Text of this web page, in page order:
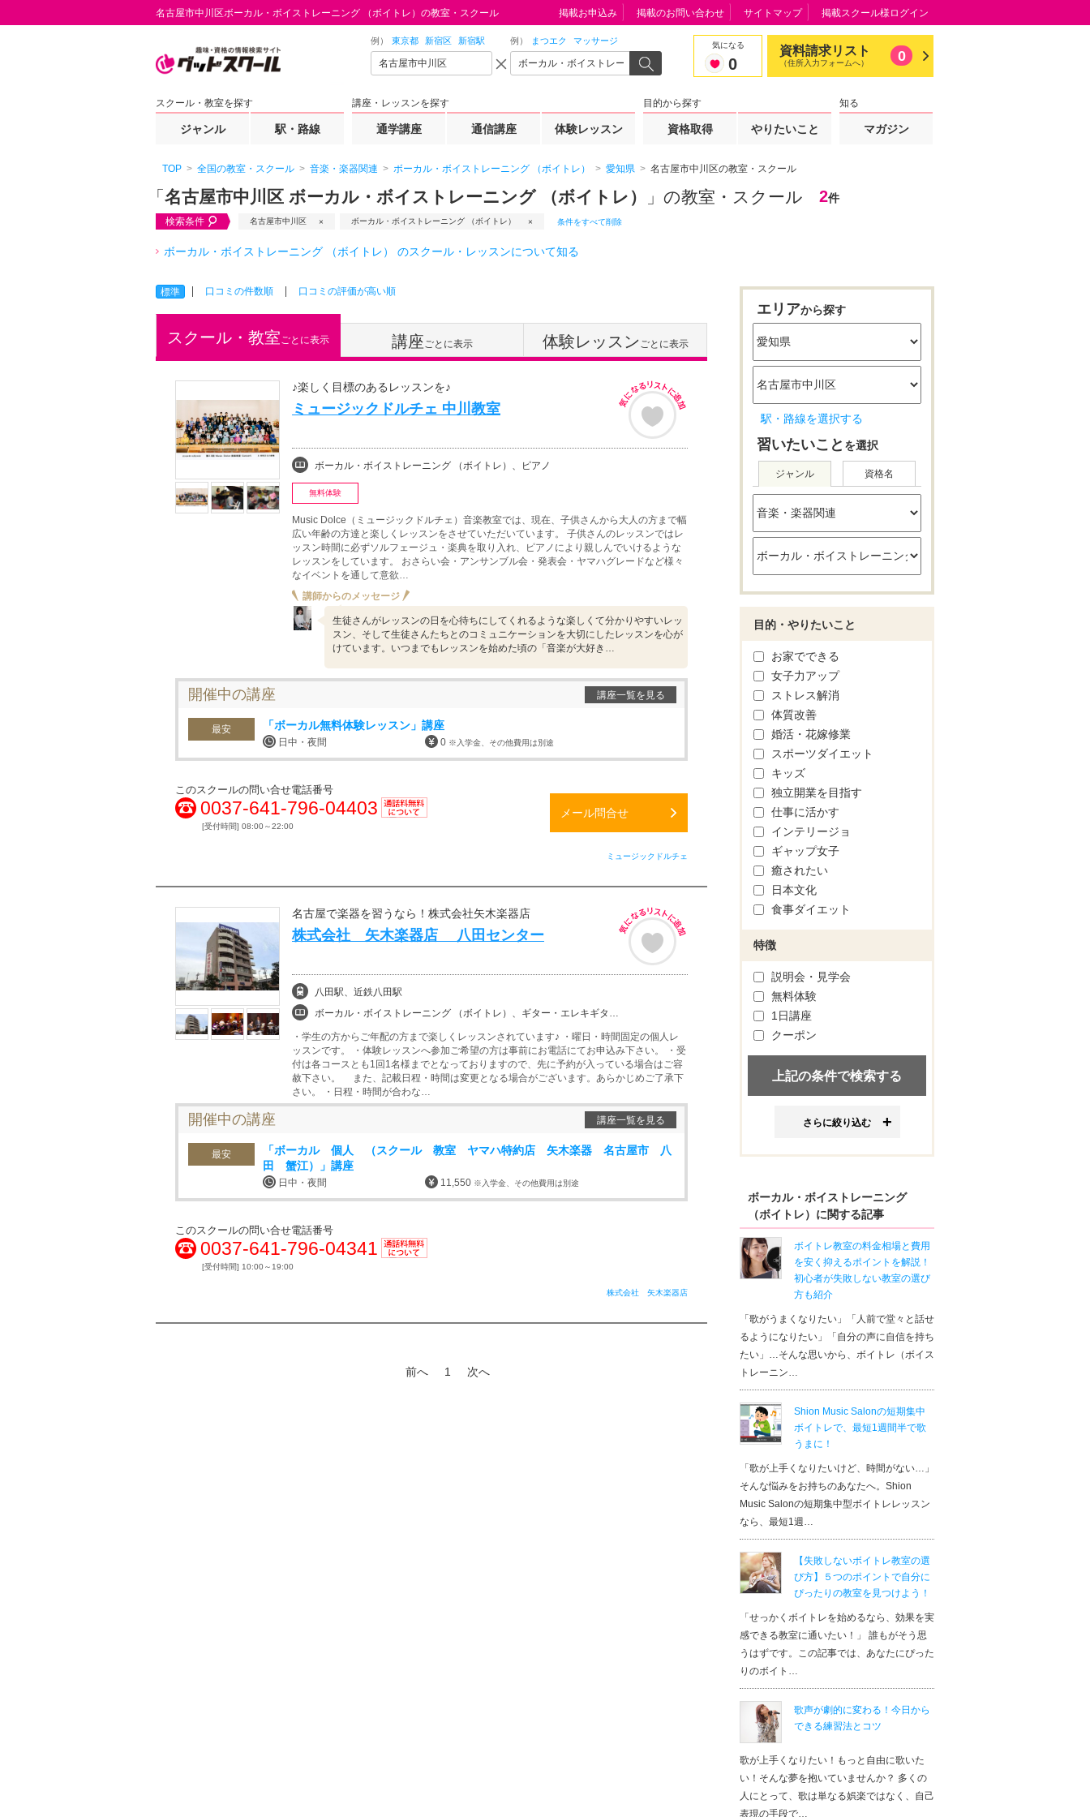
名古屋市中川区ボーカル・ボイストレーニング （ボイトレ）の教室・スクール
例） 東京都 新宿区 新宿駅 例） まつエク マッサージ 気になる
0
資料請求リスト
（住所入力フォームへ） 0
スクール・教室を探す
ジャンル 駅・路線
講座・レッスンを探す
通学講座 通信講座 体験レッスン
目的から探す
資格取得 やりたいこと
知る
マガジン
掲載お申込み 掲載のお問い合わせ サイトマップ 掲載スクール様ログイン
TOP 全国の教室・スクール 音楽・楽器関連 ボーカル・ボイストレーニング （ボイトレ） 愛知県 名古屋市中川区の教室・スクール
「 名古屋市中川区 ボーカル・ボイストレーニング （ボイトレ） 」の教室・スクール 2件
検索条件 名古屋市中川区 ボーカル・ボイストレーニング （ボイトレ） 条件をすべて削除
ボーカル・ボイストレーニング （ボイトレ） のスクール・レッスンについて知る
標準 口コミの件数順 口コミの評価が高い順
スクール・教室ごとに表示 講座ごとに表示 体験レッスンごとに表示
♪楽しく目標のあるレッスンを♪
ミュージックドルチェ 中川教室
ボーカル・ボイストレーニング （ボイトレ）、ピアノ
無料体験
Music Dolce（ミュージックドルチェ）音楽教室では、現在、子供さんから大人の方まで幅
広い年齢の方達と楽しくレッスンをさせていただいています。 子供さんのレッスンではレ
ッスン時間に必ずソルフェージュ・楽典を取り入れ、ピアノにより親しんでいけるような
レッスンをしています。 おさらい会・アンサンブル会・発表会・ヤマハグレードなど様々
なイベントを通して意欲…
講師からのメッセージ
生徒さんがレッスンの日を心待ちにしてくれるような楽しくて分かりやすいレッ
スン、そして生徒さんたちとのコミュニケーションを大切にしたレッスンを心が
けています。いつまでもレッスンを始めた頃の「音楽が大好き…
開催中の講座 講座一覧を見る
最安 「ボーカル無料体験レッスン」講座
日中・夜間 0 ※入学金、その他費用は別途
このスクールの問い合せ電話番号
0037-641-796-04403
[受付時間] 08:00～22:00
メール問合せ
ミュージックドルチェ
名古屋で楽器を習うなら！株式会社矢木楽器店
株式会社 矢木楽器店 八田センター
八田駅、近鉄八田駅
ボーカル・ボイストレーニング （ボイトレ）、ギター・エレキギター、バイオリン、ウクレレ、ベース、ドラム、フルート、サック…
・学生の方からご年配の方まで楽しくレッスンされています♪ ・曜日・時間固定の個人レ
ッスンです。 ・体験レッスンへ参加ご希望の方は事前にお電話にてお申込み下さい。 ・受
付は各コースとも1回1名様までとなっておりますので、先に予約が入っている場合はご容
赦下さい。 また、記載日程・時間は変更となる場合がございます。あらかじめご了承下
さい。 ・日程・時間が合わな…
開催中の講座 講座一覧を見る
最安
「ボーカル 個人 （スクール 教室 ヤマハ特約店 矢木楽器 名古屋市 八
田 蟹江）」講座
日中・夜間 11,550 ※入学金、その他費用は別途
このスクールの問い合せ電話番号
0037-641-796-04341
[受付時間] 10:00～19:00
株式会社 矢木楽器店
前へ 1 次へ
エリアから探す
駅・路線を選択する
習いたいこと を選択
ジャンル 資格名
目的・やりたいこと
お家でできる
女子力アップ
ストレス解消
体質改善
婚活・花嫁修業
スポーツダイエット
キッズ
独立開業を目指す
仕事に活かす
インテリージョ
ギャップ女子
癒されたい
日本文化
食事ダイエット
特徴
説明会・見学会
無料体験
1日講座
クーポン
さらに絞り込む
ボーカル・ボイストレーニング
（ボイトレ）に関する記事
ボイトレ教室の料金相場と費用
を安く抑えるポイントを解説！
初心者が失敗しない教室の選び
方も紹介
「歌がうまくなりたい」「人前で堂々と話せ
るようになりたい」「自分の声に自信を持ち
たい」…そんな思いから、ボイトレ（ボイス
トレーニン…
Shion Music Salonの短期集中
ボイトレで、最短1週間半で歌
うまに！
「歌が上手くなりたいけど、時間がない…」
そんな悩みをお持ちのあなたへ。Shion
Music Salonの短期集中型ボイトレレッスン
なら、最短1週…
【失敗しないボイトレ教室の選
び方】５つのポイントで自分に
ぴったりの教室を見つけよう！
「せっかくボイトレを始めるなら、効果を実
感できる教室に通いたい！」 誰もがそう思
うはずです。この記事では、あなたにぴった
りのボイト…
歌声が劇的に変わる！今日から
できる練習法とコツ
歌が上手くなりたい！もっと自由に歌いた
い！そんな夢を抱いていませんか？ 多くの
人にとって、歌は単なる娯楽ではなく、自己
表現の手段で…